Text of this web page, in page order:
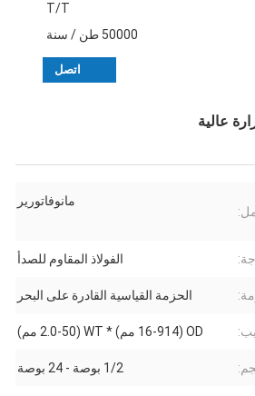
T/T
50000 طن / سنة
اتصل
مانوفاتورير
الفولاذ المقاوم للصدأ
الحزمة القياسية القادرة على البحر
OD (16-914 مم) * WT (2.0-50 مم)
1/2 بوصة - 24 بوصة